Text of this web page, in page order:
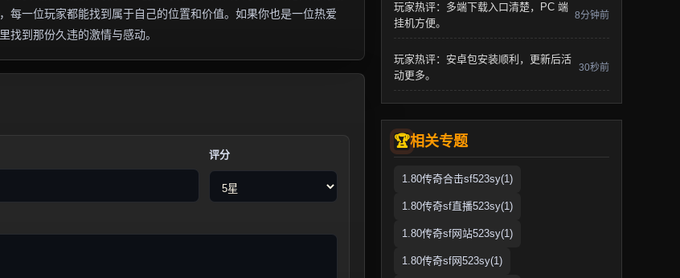
每一位玩家都能找到属于自己的位置和价值。如果你也是一位热爱
找到那份久违的激情与感动。
评分
玩家热评：多端下载入口清楚，PC 端
挂机方便。
8分钟前
玩家热评：安卓包安装顺利，更新后活
动更多。
30秒前
相关专题
1.80传奇合击sf523sy(1)
1.80传奇sf直播523sy(1)
1.80传奇sf网站523sy(1)
1.80传奇sf网523sy(1)